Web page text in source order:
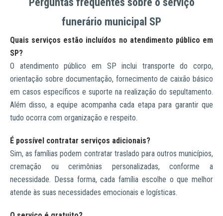
funerário municipal SP
Quais serviços estão incluídos no atendimento público em
SP?
O atendimento público em SP inclui transporte do corpo,
orientação sobre documentação, fornecimento de caixão básico
em casos específicos e suporte na realização do sepultamento.
Além disso, a equipe acompanha cada etapa para garantir que
tudo ocorra com organização e respeito.
É possível contratar serviços adicionais?
Sim, as famílias podem contratar traslado para outros municípios,
cremação ou cerimônias personalizadas, conforme a
necessidade. Dessa forma, cada família escolhe o que melhor
atende às suas necessidades emocionais e logísticas.